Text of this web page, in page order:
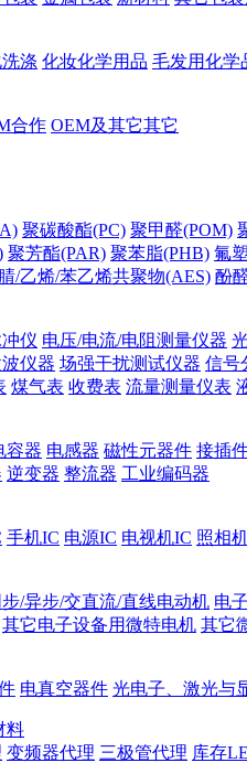
涤 化妆化学用品 毛发用化学
合作 OEM及其它其它
聚碳酸酯(PC) 聚甲醛(POM)
聚芳酯(PAR) 聚苯脂(PHB) 氟
/乙烯/苯乙烯共聚物(AES) 酚
仪 电压/电流/电阻测量仪器
仪器 场强干扰测试仪器 信号
煤气表 收费表 流量测量仪表
容器 电感器 磁性元器件 接插
逆变器 整流器 工业编码器
手机IC 电源IC 电视机IC 照相
步/异步/交直流/直线电动机 电
其它电子设备用微特电机 其它
电真空器件 光电子、激光与
料
变频器代理 三极管代理 库存